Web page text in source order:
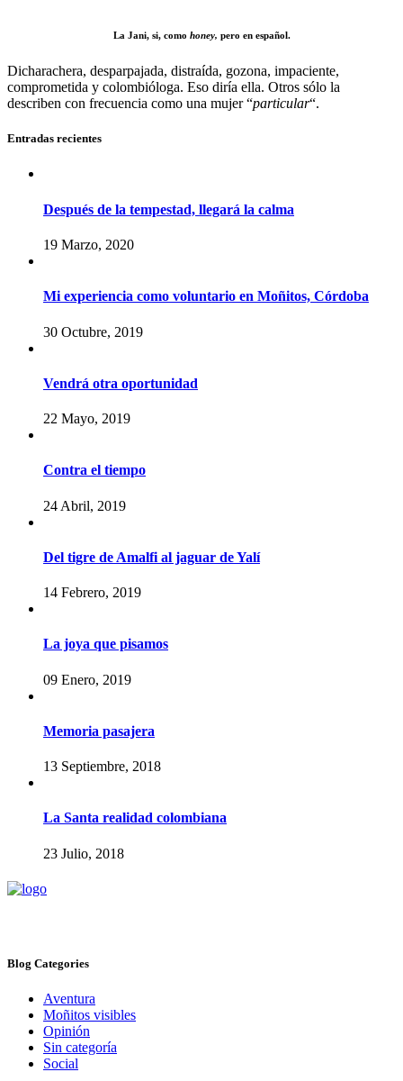
La Jani, si, como honey, pero en español.
Dicharachera, desparpajada, distraída, gozona, impaciente,
comprometida y colombióloga. Eso diría ella. Otros sólo la
describen con frecuencia como una mujer “particular“.
Entradas recientes
Después de la tempestad, llegará la calma
19 Marzo, 2020
Mi experiencia como voluntario en Moñitos, Córdoba
30 Octubre, 2019
Vendrá otra oportunidad
22 Mayo, 2019
Contra el tiempo
24 Abril, 2019
Del tigre de Amalfi al jaguar de Yalí
14 Febrero, 2019
La joya que pisamos
09 Enero, 2019
Memoria pasajera
13 Septiembre, 2018
La Santa realidad colombiana
23 Julio, 2018
Blog Categories
Aventura
Moñitos visibles
Opinión
Sin categoría
Social